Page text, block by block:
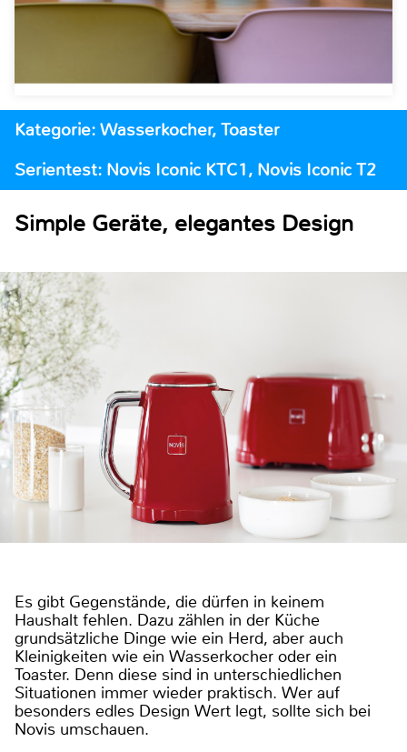
Kategorie: Wasserkocher, Toaster
Serientest: Novis Iconic KTC1, Novis Iconic T2
Simple Geräte, elegantes Design
Es gibt Gegenstände, die dürfen in keinem
Haushalt fehlen. Dazu zählen in der Küche
grundsätzliche Dinge wie ein Herd, aber auch
Kleinigkeiten wie ein Wasserkocher oder ein
Toaster. Denn diese sind in unterschiedlichen
Situationen immer wieder praktisch. Wer auf
besonders edles Design Wert legt, sollte sich bei
Novis umschauen.